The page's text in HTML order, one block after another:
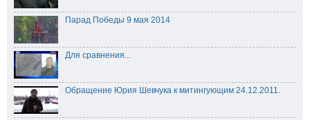
Парад Победы 9 мая 2014
Для сравнения...
Обращение Юрия Шевчука к митингующим 24.12.2011.